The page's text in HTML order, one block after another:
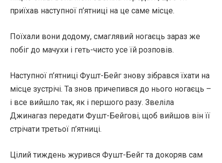
приїхав наступної п’ятниці на це саме місце.
Поїхали вони додому, смаглявий ногаєць зараз же
побіг до мачухи і геть-чисто усе їй розповів.
Наступної п’ятниці Фушт-Бейг знову зібрався їхати на
місце зустрічі. Та знов причепився до нього ногаєць –
і все вийшло так, як і першого разу. Звеліла
Джинагаз передати Фушт-Бейгові, щоб вийшов він її
стрічати третьої п’ятниці.
Цілий тиждень журився Фушт-Бейг та докоряв сам